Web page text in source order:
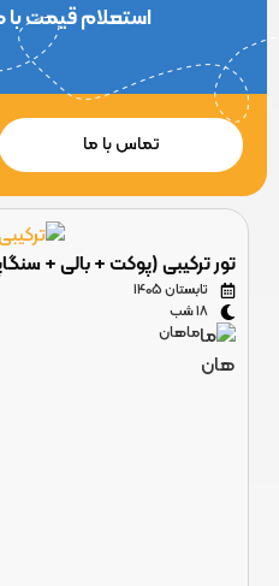
تماس با ما
استعلام قیمت با
تور ترکیبی (پوکت + بالی +
تابستان 1405
18 شب
ماهان